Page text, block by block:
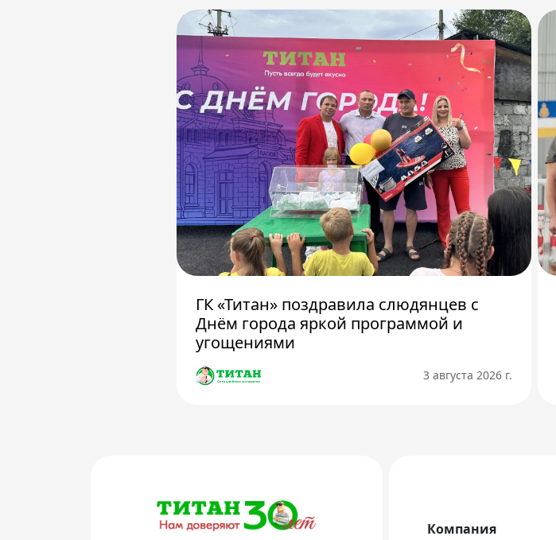
ГК «Титан» поздравила слюдянцев с
Днём города яркой программой и
угощениями
3 августа 2026 г.
Компания